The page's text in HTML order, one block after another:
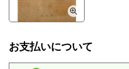
お支払いについて